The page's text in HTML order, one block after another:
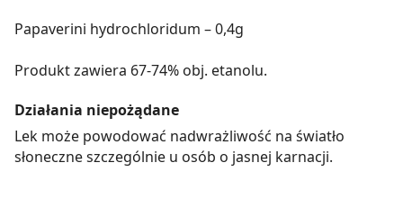
Papaverini hydrochloridum – 0,4g
Produkt zawiera 67-74% obj. etanolu.
Działania niepożądane
Lek może powodować nadwrażliwość na światło
słoneczne szczególnie u osób o jasnej karnacji.